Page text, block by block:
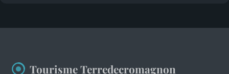
Tourisme Terredecromagnon